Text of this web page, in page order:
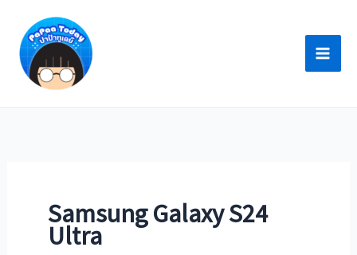
content
Samsung Galaxy S24
Ultra